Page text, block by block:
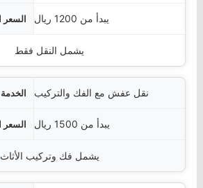
يبدأ من 1200 ريال
يشمل النقل فقط
نقل عفش مع الفك والتركيب
يبدأ من 1500 ريال
يشمل فك وتركيب الأثاث